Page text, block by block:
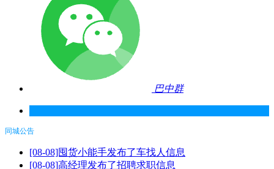
巴中群
同城公告
[08-08]囤货小能手发布了车找人信息
[08-08]高经理发布了招聘求职信息